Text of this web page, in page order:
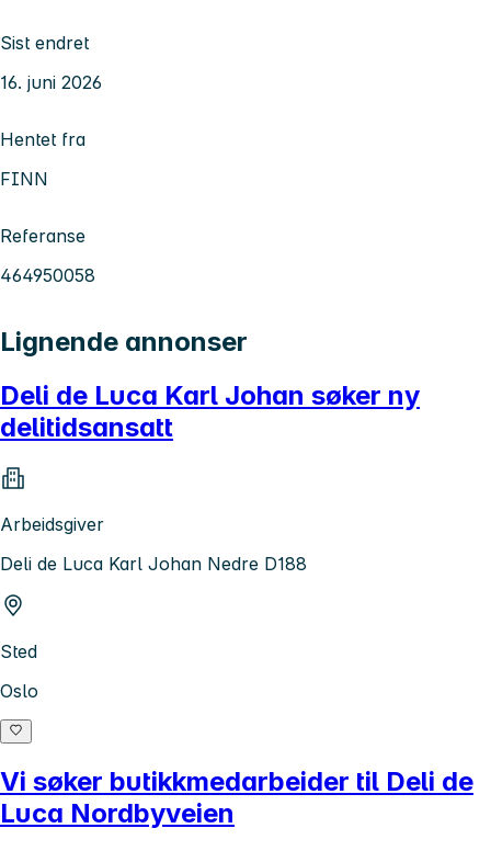
Sist endret
16. juni 2026
Hentet fra
FINN
Referanse
464950058
Lignende annonser
Deli de Luca Karl Johan søker ny
delitidsansatt
Arbeidsgiver
Deli de Luca Karl Johan Nedre D188
Sted
Oslo
Vi søker butikkmedarbeider til Deli de
Luca Nordbyveien